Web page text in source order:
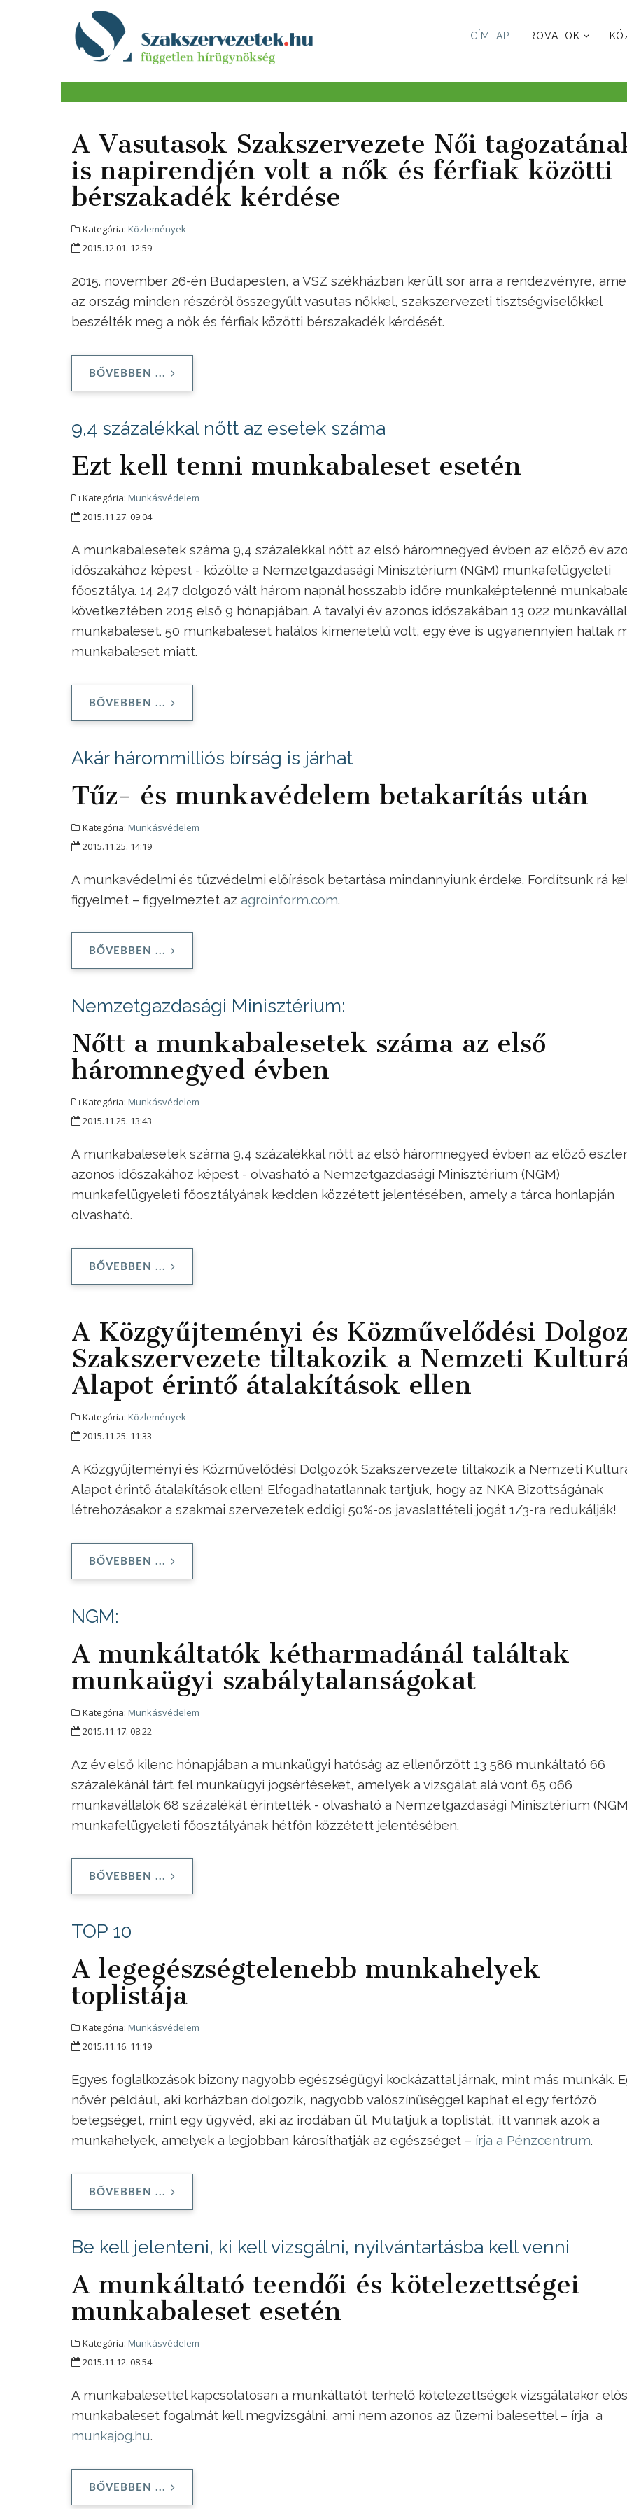
CÍMLAP ROVATOK
A Vasutasok Szakszervezete Női
is napirendjén volt a nők és férfiak közötti
bérszakadék kérdése
Kategória: Közlemények
2015.12.01. 12:59
2015. november 26-én Budapesten, a VSZ székházban került sor arra a rendezvényre,
az ország minden részéről összegyűlt vasutas nőkkel, szakszervezeti tisztségviselőkkel
beszélték meg a nők és férfiak közötti bérszakadék kérdését.
BŐVEBBEN ...
9,4 százalékkal nőtt az esetek száma
Ezt kell tenni munkabaleset esetén
Kategória: Munkásvédelem
2015.11.27. 09:04
A munkabalesetek száma 9,4 százalékkal nőtt az első háromnegyed évben az előző év
időszakához képest - közölte a Nemzetgazdasági Minisztérium (NGM) munkafelügyeleti
főosztálya. 14 247 dolgozó vált három napnál hosszabb időre munkaképtelenné
következtében 2015 első 9 hónapjában. A tavalyi év azonos időszakában 13 022
munkabaleset. 50 munkabaleset halálos kimenetelű volt, egy éve is ugyanennyien haltak
munkabaleset miatt.
BŐVEBBEN ...
Akár hárommilliós bírság is járhat
Tűz- és munkavédelem betakarítás után
Kategória: Munkásvédelem
2015.11.25. 14:19
A munkavédelmi és tűzvédelmi előírások betartása mindannyiunk érdeke. Fordítsunk rá
figyelmet – figyelmeztet az agroinform.com.
BŐVEBBEN ...
Nemzetgazdasági Minisztérium:
Nőtt a munkabalesetek száma az első
háromnegyed évben
Kategória: Munkásvédelem
2015.11.25. 13:43
A munkabalesetek száma 9,4 százalékkal nőtt az első háromnegyed évben az előző
azonos időszakához képest - olvasható a Nemzetgazdasági Minisztérium (NGM)
munkafelügyeleti főosztályának kedden közzétett jelentésében, amely a tárca honlapján
olvasható.
BŐVEBBEN ...
A Közgyűjteményi és Közművelődési
Szakszervezete tiltakozik a Nemzeti
Alapot érintő átalakítások ellen
Kategória: Közlemények
2015.11.25. 11:33
A Közgyűjteményi és Közművelődési Dolgozók Szakszervezete tiltakozik a Nemzeti
Alapot érintő átalakítások ellen! Elfogadhatatlannak tartjuk, hogy az NKA Bizottságának
létrehozásakor a szakmai szervezetek eddigi 50%-os javaslattételi jogát 1/3-ra redukálják!
BŐVEBBEN ...
NGM:
A munkáltatók kétharmadánál találtak
munkaügyi szabálytalanságokat
Kategória: Munkásvédelem
2015.11.17. 08:22
Az év első kilenc hónapjában a munkaügyi hatóság az ellenőrzött 13 586 munkáltató 66
százalékánál tárt fel munkaügyi jogsértéseket, amelyek a vizsgálat alá vont 65 066
munkavállalók 68 százalékát érintették - olvasható a Nemzetgazdasági Minisztérium
munkafelügyeleti főosztályának hétfőn közzétett jelentésében.
BŐVEBBEN ...
TOP 10
A legegészségtelenebb munkahelyek
toplistája
Kategória: Munkásvédelem
2015.11.16. 11:19
Egyes foglalkozások bizony nagyobb egészségügyi kockázattal járnak, mint más munkák.
nővér például, aki korházban dolgozik, nagyobb valószínűséggel kaphat el egy fertőző
betegséget, mint egy ügyvéd, aki az irodában ül. Mutatjuk a toplistát, itt vannak azok a
munkahelyek, amelyek a legjobban károsíthatják az egészséget – írja a Pénzcentrum.
BŐVEBBEN ...
Be kell jelenteni, ki kell vizsgálni, nyilvántartásba kell venni
A munkáltató teendői és kötelezettségei
munkabaleset esetén
Kategória: Munkásvédelem
2015.11.12. 08:54
A munkabalesettel kapcsolatosan a munkáltatót terhelő kötelezettségek vizsgálatakor
munkabaleset fogalmát kell megvizsgálni, ami nem azonos az üzemi balesettel – írja a
munkajog.hu.
BŐVEBBEN ...